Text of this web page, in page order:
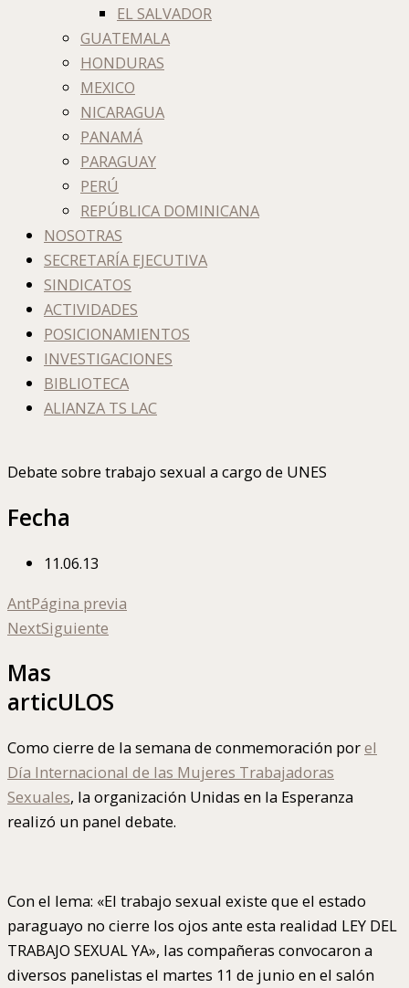
EL SALVADOR
GUATEMALA
HONDURAS
MEXICO
NICARAGUA
PANAMÁ
PARAGUAY
PERÚ
REPÚBLICA DOMINICANA
NOSOTRAS
SECRETARÍA EJECUTIVA
SINDICATOS
ACTIVIDADES
POSICIONAMIENTOS
INVESTIGACIONES
BIBLIOTECA
ALIANZA TS LAC
Debate sobre trabajo sexual a cargo de UNES
Fecha
11.06.13
AntPágina previa
NextSiguiente
Mas
articULOS
Como cierre de la semana de conmemoración porel
Día Internacional de las Mujeres Trabajadoras
Sexuales, la organización Unidas en la Esperanza
realizó un panel debate.
Con el lema: «El trabajo sexual existe que el estado
paraguayo no cierre los ojos ante esta realidad LEY DEL
TRABAJO SEXUAL YA», las compañeras convocaron a
diversos panelistas el martes 11 de junio en el salón